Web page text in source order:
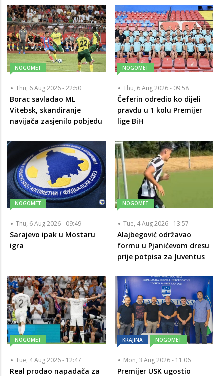
NOGOMET
Thu, 6 Aug 2026 - 22:50
Borac savladao ML
Vitebsk, skandiranje
navijača zasjenilo pobjedu
NOGOMET
Thu, 6 Aug 2026 - 09:58
Čeferin odredio ko dijeli
pravdu u 1 kolu Premijer
lige BiH
NOGOMET
Thu, 6 Aug 2026 - 09:49
Sarajevo ipak u Mostaru
igra
NOGOMET
Tue, 4 Aug 2026 - 13:57
Alajbegović održavao
formu u Pjanićevom dresu
prije potpisa za Juventus
NOGOMET
Tue, 4 Aug 2026 - 12:47
Real prodao napadača za
KRAJINA NOGOMET
Mon, 3 Aug 2026 - 11:06
Premijer USK ugostio